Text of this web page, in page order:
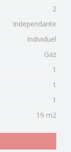
2
Independante
Individuel
Gaz
1
1
1
19 m2